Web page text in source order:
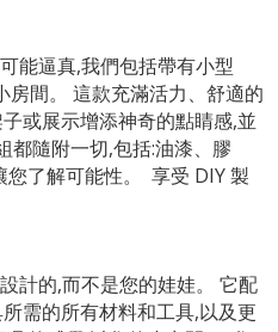
能逼真,我們包括帶有小型
房間。 這款充滿活力、舒適的
或展示增添神奇的點睛感,並
都隨附一切,包括:油漆、膠
了解可能性。 ​ 享受 DIY 製
計的,而不是您的娃娃。 它配
需的所有材料和工具,以及更